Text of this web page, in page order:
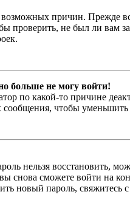
причин. Прежде
проверить, не был ли вам
больше не могу войти!
по какой-то причине
чтобы уменьшить
нельзя восстановить,
снова сможете войти на
новый пароль, свяжитесь